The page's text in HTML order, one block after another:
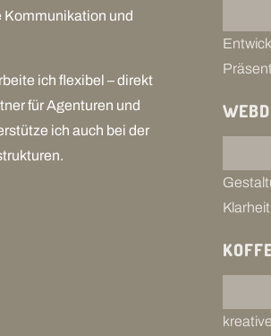
Kommunikation und
ich flexibel – direkt
für Agenturen und
ich auch bei der